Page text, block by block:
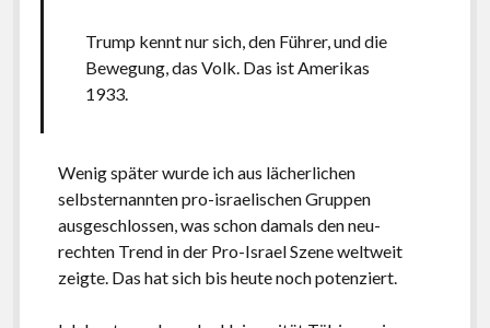
Trump kennt nur sich, den Führer, und die
Bewegung, das Volk. Das ist Amerikas
1933.
Wenig später wurde ich aus lächerlichen
selbsternannten pro-israelischen Gruppen
ausgeschlossen, was schon damals den neu-
rechten Trend in der Pro-Israel Szene weltweit
zeigte. Das hat sich bis heute noch potenziert.